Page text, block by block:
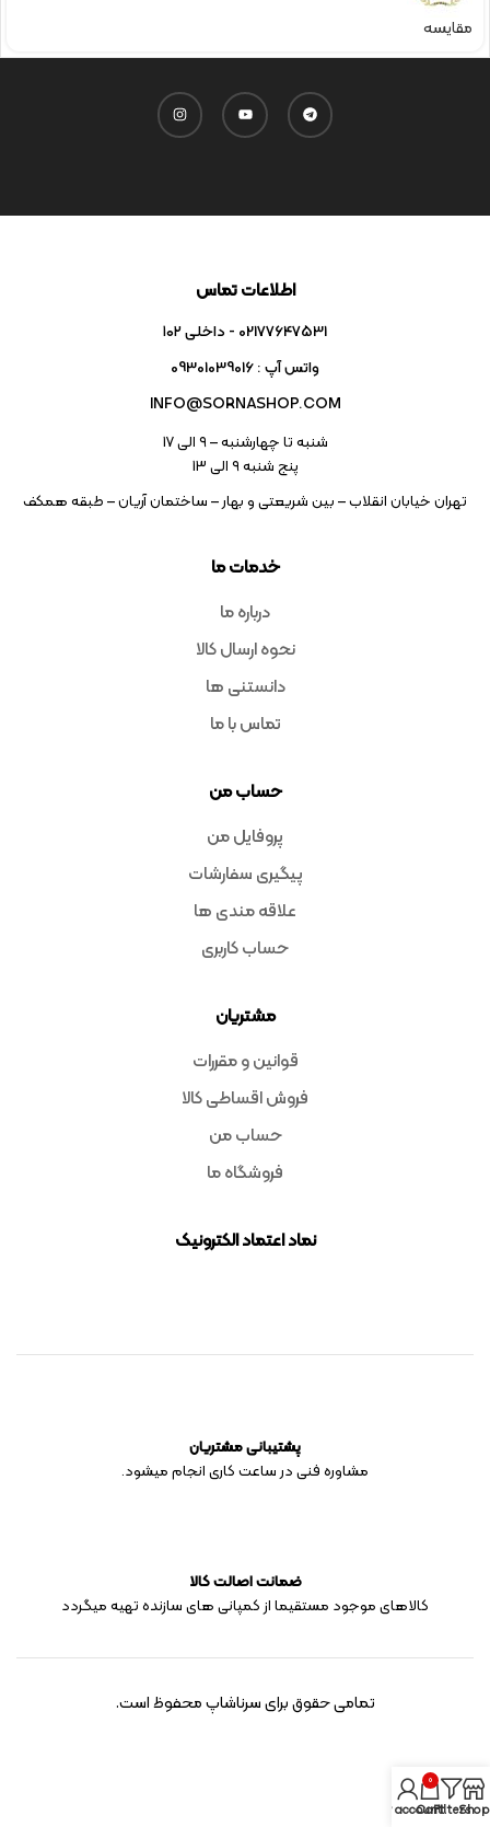
مقایسه
خدمات ما
درباره ما
نحوه ارسال کالا
دانستنی ها
تماس با ما
حساب من
پروفایل من
پیگیری سفارشات
علاقه مندی ها
حساب کاربری
مشتریان
قوانین و مقررات
فروش اقساطی کالا
حساب من
فروشگاه ما
نماد اعتماد الکترونیک
اطلاعات تماس
02177647531 - داخلی ۱۰۲
واتس آپ : 09301039016
INFO@SORNASHOP.COM
شنبه تا چهارشنبه – ۹ الی 17
پنج شنبه ۹ الی 13
تهران خیابان انقلاب – بین شریعتی و بهار – ساختمان آریان – طبقه همکف
پشتیبانی مشتریان
مشاوره فنی در ساعت کاری انجام میشود.
ضمانت اصالت کالا
کالاهای موجود مستقیما از کمپانی های سازنده تهیه میگردد
تمامی حقوق برای سرناشاپ محفوظ است.
Shop
Filters
0
Cart
My account